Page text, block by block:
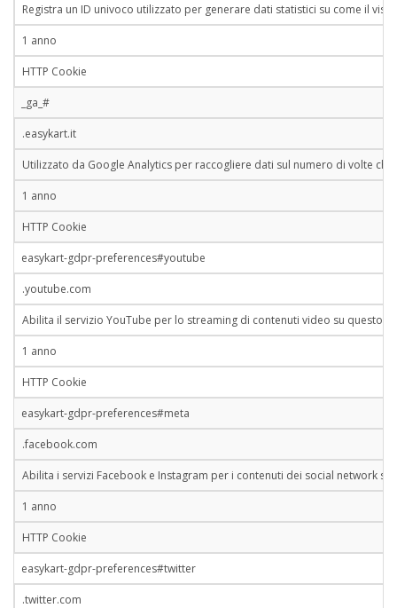
Registra un ID univoco utilizzato per generare dati statistici su come il
1 anno
HTTP Cookie
_ga_#
.easykart.it
Utilizzato da Google Analytics per raccogliere dati sul numero di volte
1 anno
HTTP Cookie
easykart-gdpr-preferences#youtube
.youtube.com
Abilita il servizio YouTube per lo streaming di contenuti video su questo
1 anno
HTTP Cookie
easykart-gdpr-preferences#meta
.facebook.com
Abilita i servizi Facebook e Instagram per i contenuti dei social network su
1 anno
HTTP Cookie
easykart-gdpr-preferences#twitter
.twitter.com